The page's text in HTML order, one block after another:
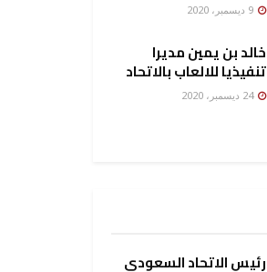
خالد بن يمين مديرا
تنفيذيا للالعاب بالاتحاد
24 ديسمبر، 2020
رئيس الاتحاد السعودي